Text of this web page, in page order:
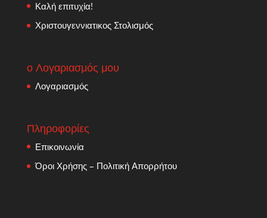
Καλή επιτυχία!
Χριστουγεννιατικος Στολισμός
ο Λογαριασμός μου
Λογαριασμός
Πληροφορίες
Επικοινωνία
Όροι Χρήσης – Πολιτική Απορρήτου